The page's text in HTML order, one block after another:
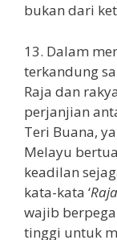
bukan dari
13. Dalam
terkandung
Raja dan
perjanjian
Teri Buana,
Melayu
keadilan
kata-kata ‘
wajib
tinggi untuk